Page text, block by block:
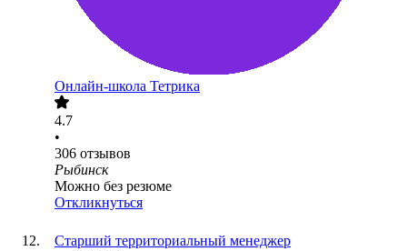
Онлайн-школа Тетрика
4.7
•
306 отзывов
Рыбинск
Можно без резюме
Откликнуться
Старший территориальный менеджер